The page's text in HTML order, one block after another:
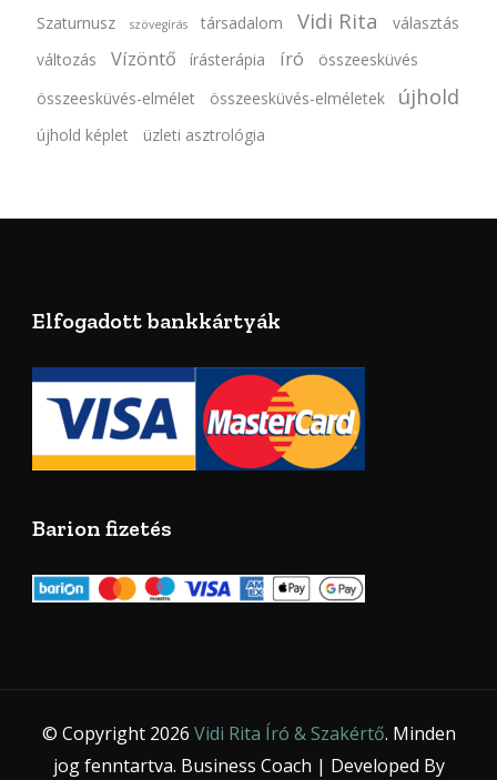
Szaturnusz szövegírás társadalom Vidi Rita
választás
változás
Vízöntő írásterápia író
összeesküvés
összeesküvés-elmélet
összeesküvés-elméletek újhold
újhold képlet üzleti asztrológia
Elfogadott bankkártyák
Barion fizetés
© Copyright 2026 Vidi Rita Író & Szakértő. Minden
jog fenntartva. Business Coach | Developed By